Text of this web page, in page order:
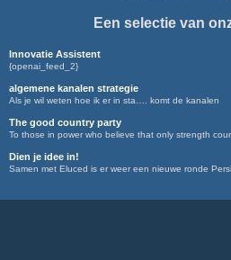
Een selectie van
Innovatie Assistent
{openai_feed_2}
algemene kanalen strategie
Als je wil weten hoe ik er in sta…. komt de kanalen
The good country party
To those in power who believe that only strength
Dien je idee in!
Samen met Eluced is er weer een nieuwe ronde